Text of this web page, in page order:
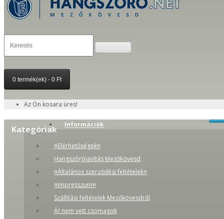
0 termék(ek) - 0 Ft
Az Ön kosara üres!
Kategóriák Információk
¤Elérhetőségek¤
Hangszórójavítás Mezőkövesd
¤Általános szerződési feltételek¤
¤Impresszum¤
Szállítási feltételek Mezőkövesdről
Át nem vett csomagok